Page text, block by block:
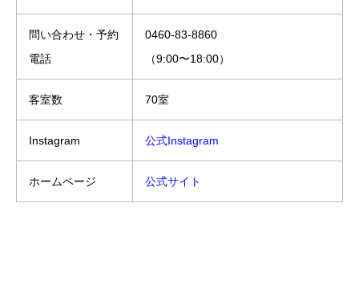
問い合わせ・予約
電話
0460-83-8860
（9:00〜18:00）
客室数 70室
Instagram 公式Instagram
ホームページ 公式サイト